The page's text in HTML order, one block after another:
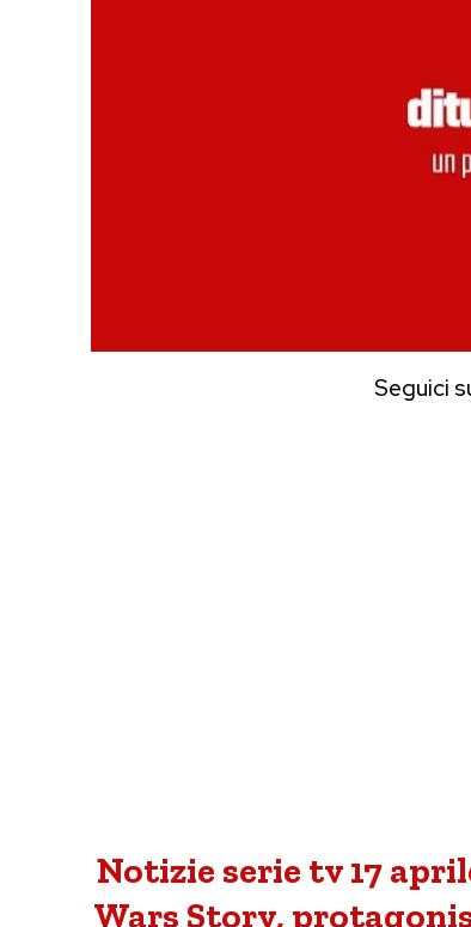
Seguici
Notizie serie tv 17
Wars Story,